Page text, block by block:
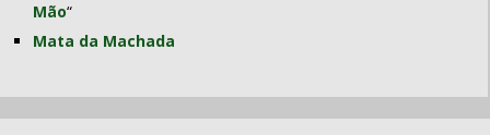
Mão“
Mata da Machada